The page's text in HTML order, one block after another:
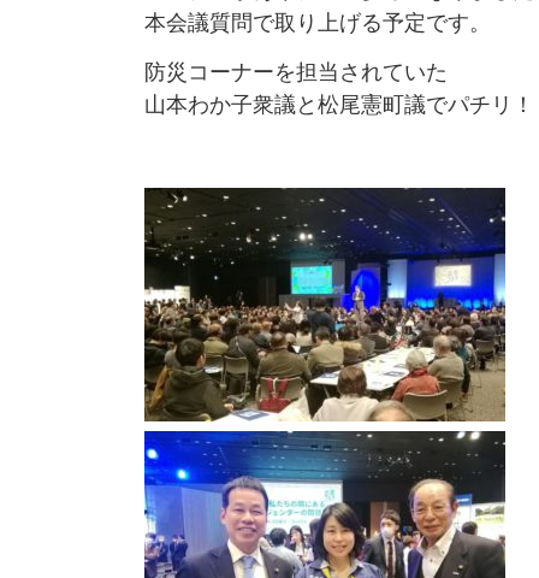
本会議質問で取り上げる予定です。
防災コーナーを担当されていた
山本わか子衆議と松尾憲町議でパチリ！